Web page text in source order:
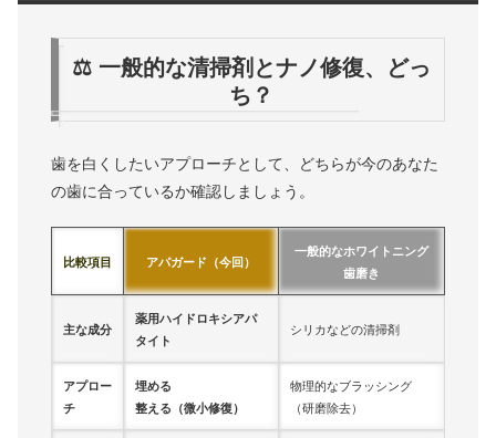
⚖️ 一般的な清掃剤とナノ修復、どっ
ち？
歯を白くしたいアプローチとして、どちらが今のあなた
の歯に合っているか確認しましょう。
比較項目 アパガード（今回）
一般的なホワイトニング
歯磨き
主な成分
薬用ハイドロキシアパ
タイト
シリカなどの清掃剤
アプロー
チ
埋める
整える（微小修復）
物理的なブラッシング
（研磨除去）